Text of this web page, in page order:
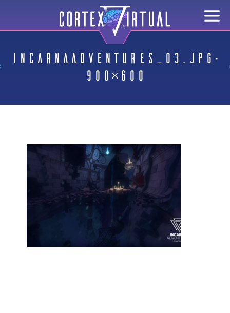
IncarnaAdventures_03.jpg-
900×600